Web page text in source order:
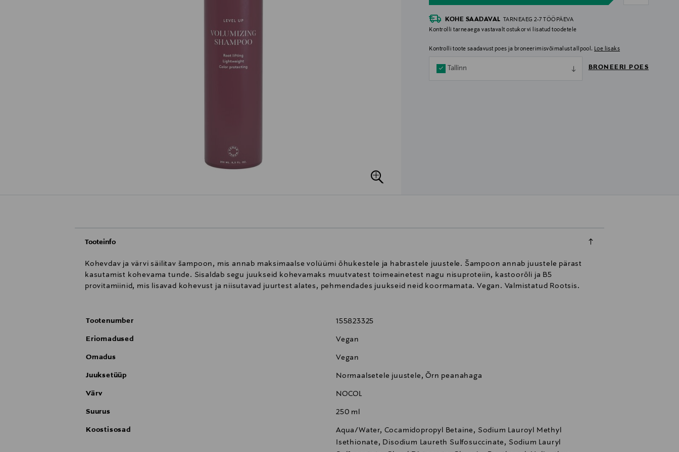
KOHE SAADAVAL TARNEAEG 2-7 TÖÖPÄEVA
Kontrolli tarneaega vastavalt ostukorvi lisatud toodetele
Kontrolli toote saadavust poes ja broneerimisvõimalust allpool. Loe lisaks
Tallinn BRONEERI POES
Tooteinfo
Kohevdav ja värvi säilitav šampoon, mis annab maksimaalse volüümi õhukestele ja habrastele juustele. Šampoon annab juustele pärast
kasutamist kohevama tunde. Sisaldab segu juukseid kohevamaks muutvatest toimeainetest nagu nisuproteiin, kastoorõli ja B5
provitamiinid, mis lisavad kohevust ja niisutavad juurtest alates, pehmendades juukseid neid koormamata. Vegan. Valmistatud Rootsis.
Tootenumber 155823325
Eriomadused Vegan
Omadus Vegan
Juuksetüüp Normaalsetele juustele, Õrn peanahaga
Värv NOCOL
Suurus 250 ml
Koostisosad
Aqua/Water, Cocamidopropyl Betaine, Sodium Lauroyl Methyl
Isethionate, Disodium Laureth Sulfosuccinate, Sodium Lauryl